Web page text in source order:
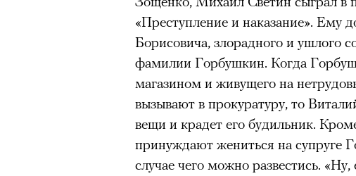
«Преступление и наказание». Ему
Борисовича, злорадного и ушлого
фамилии Горбушкин. Когда
магазином и живущего на
вызывают в прокуратуру, то
вещи и крадет его будильник.
принуждают жениться на супруге
случае чего можно развестись. «Ну,